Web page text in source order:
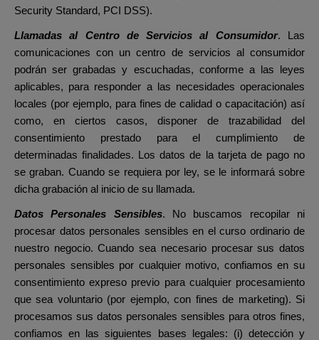
Security Standard, PCI DSS).
Llamadas al Centro de Servicios al Consumidor. Las
comunicaciones con un centro de servicios al consumidor
podrán ser grabadas y escuchadas, conforme a las leyes
aplicables, para responder a las necesidades operacionales
locales (por ejemplo, para fines de calidad o capacitación) así
como, en ciertos casos, disponer de trazabilidad del
consentimiento prestado para el cumplimiento de
determinadas finalidades. Los datos de la tarjeta de pago no
se graban. Cuando se requiera por ley, se le informará sobre
dicha grabación al inicio de su llamada.
Datos Personales Sensibles. No buscamos recopilar ni
procesar datos personales sensibles en el curso ordinario de
nuestro negocio.Cuando sea necesario procesar sus datos
personales sensibles por cualquier motivo, confiamos en su
consentimiento expreso previo para cualquier procesamiento
que sea voluntario (por ejemplo, con fines de marketing). Si
procesamos sus datos personales sensibles para otros fines,
confiamos en las siguientes bases legales: (i) detección y